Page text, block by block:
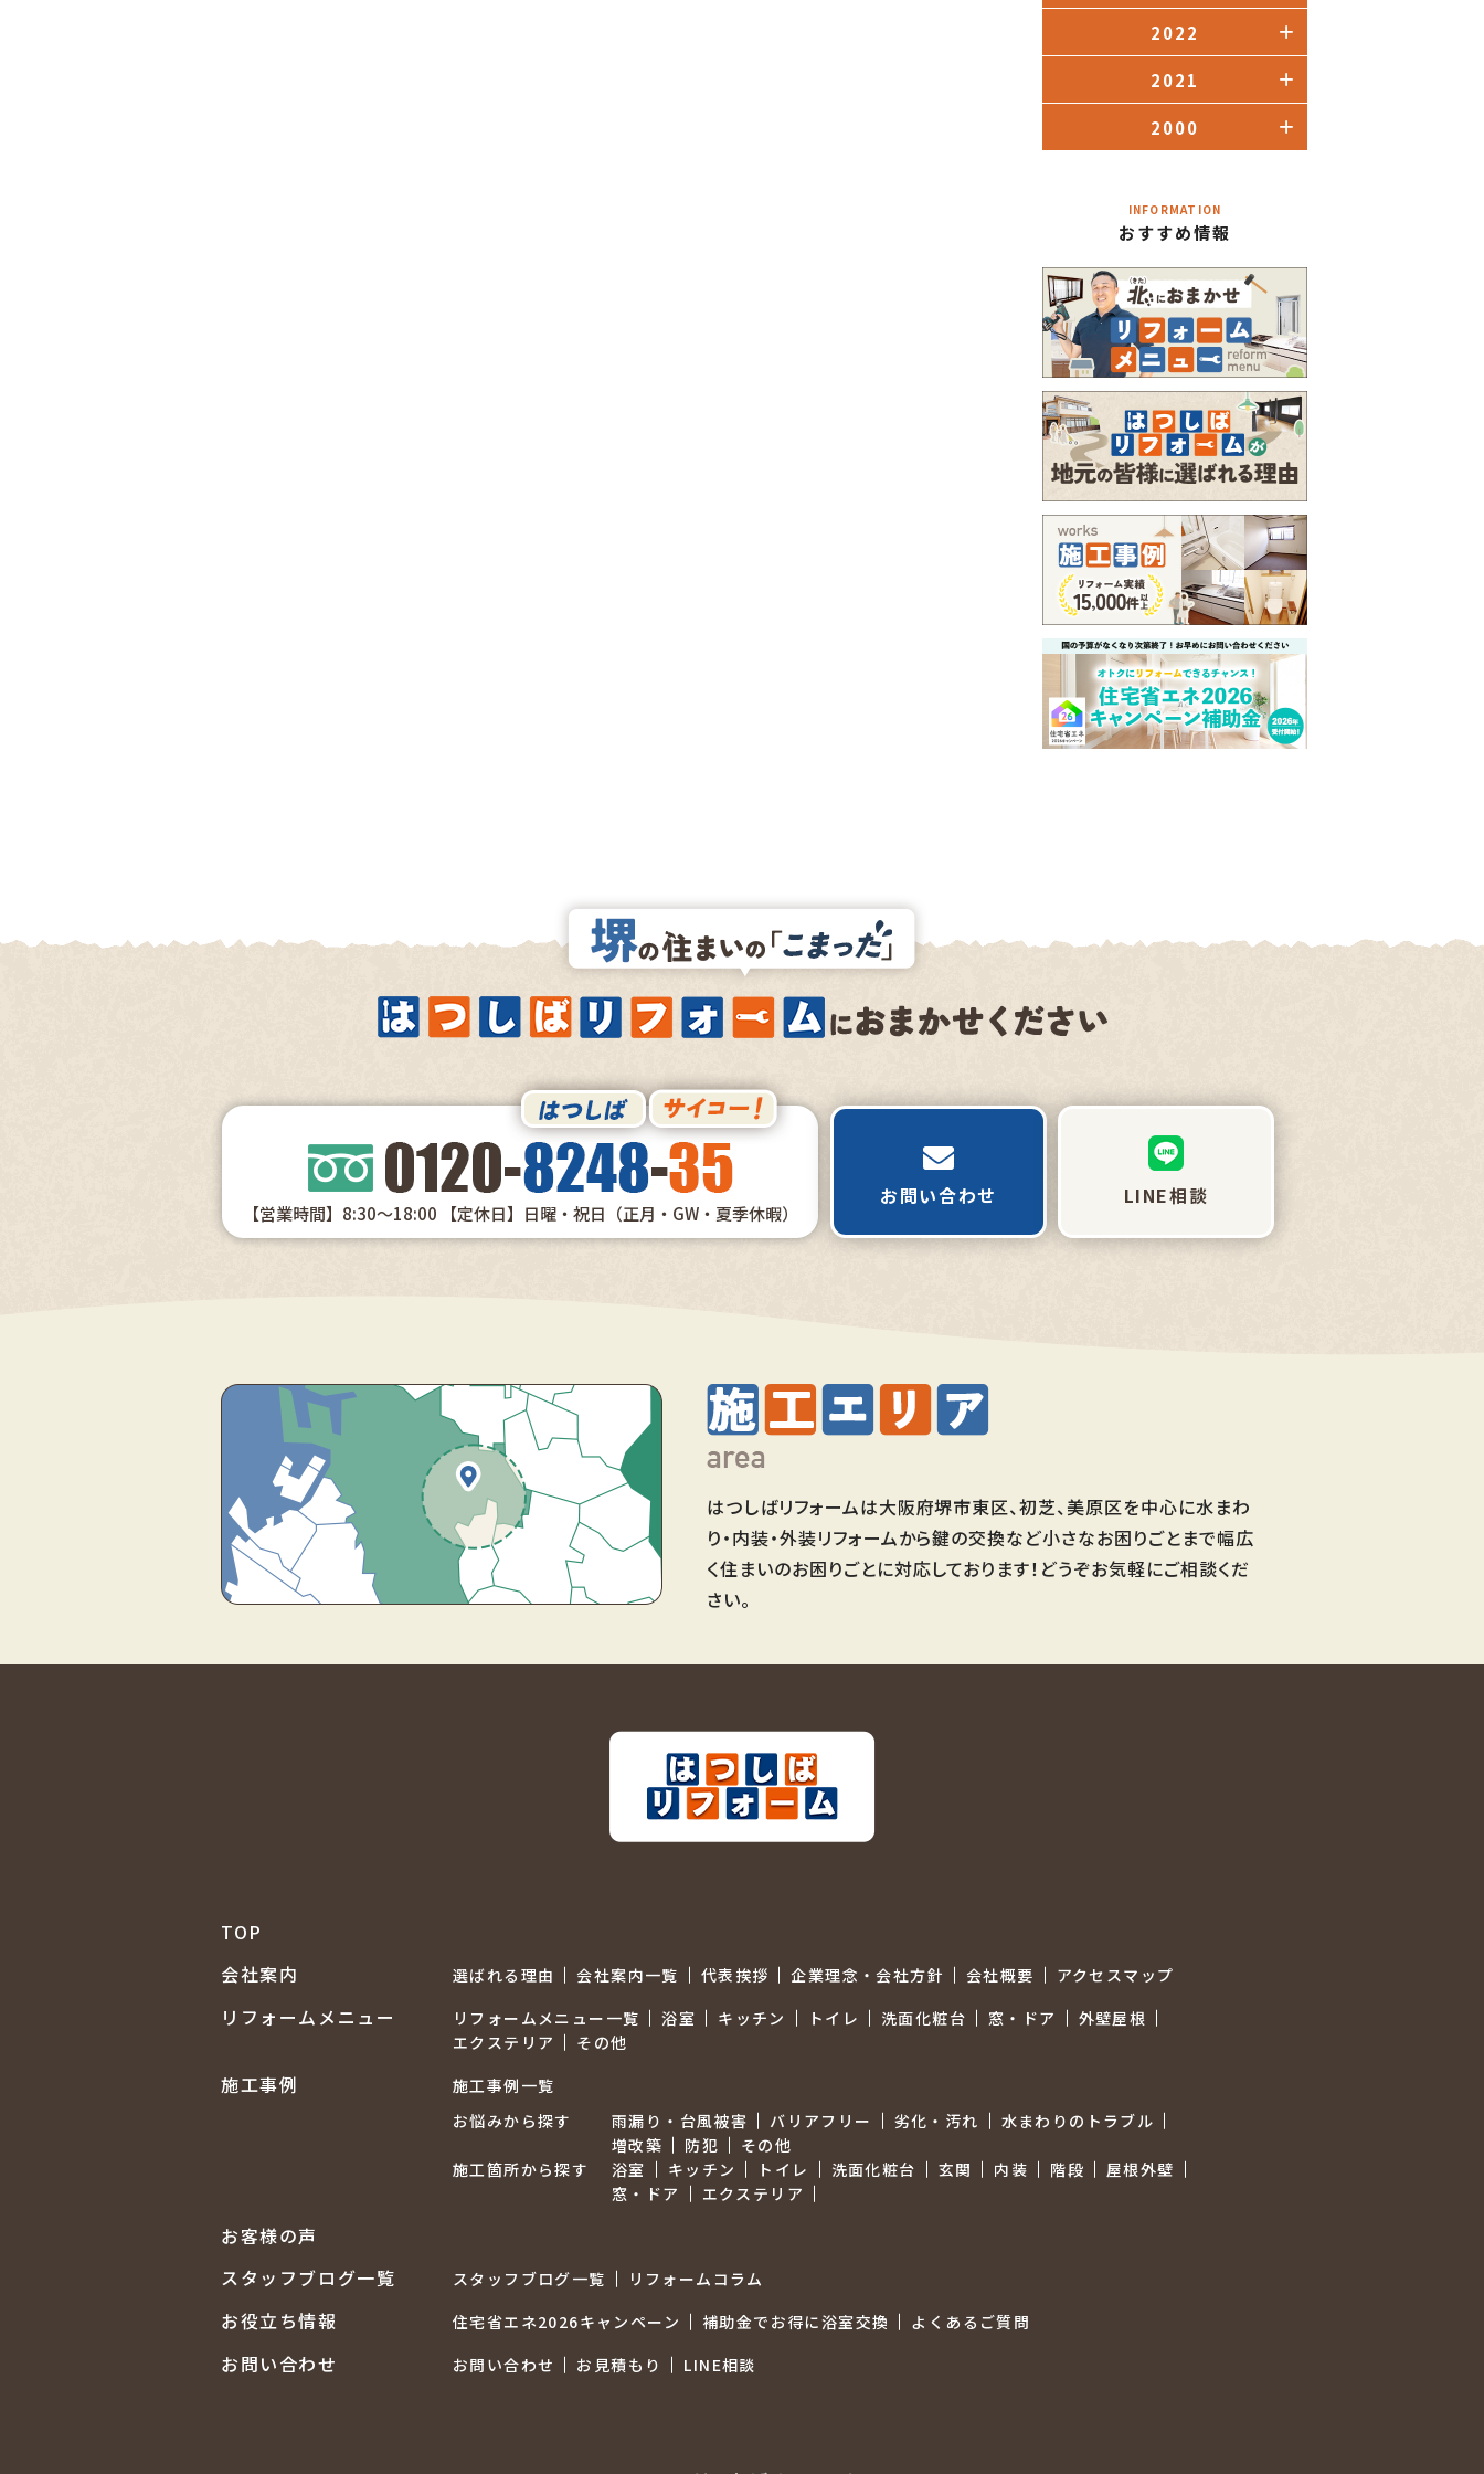
2022
2021
2000
INFORMATION
おすすめ情報
【営業時間】8:30～18:00 【定休日】日曜・祝日（正月・GW・夏季休暇）
お問い合わせ LINE相談
はつしばリフォームは大阪府堺市東区、初芝、美原区を中心に水まわ
り・内装・外装リフォームから鍵の交換など小さなお困りごとまで幅広
く住まいのお困りごとに対応しております！どうぞお気軽にご相談くだ
さい。
TOP
会社案内
選ばれる理由 会社案内一覧 代表挨拶 企業理念・会社方針 会社概要 アクセスマップ
リフォームメニュー リフォームメニュー一覧 浴室 キッチン トイレ 洗面化粧台 窓・ドア
外壁屋根
エクステリア
その他
施工事例
施工事例一覧
お悩みから探す
雨漏り・台風被害 バリアフリー 劣化・汚れ
水まわりのトラブル
増改築
防犯
その他
施工箇所から探す
浴室 キッチン トイレ 洗面化粧台 玄関 内装 階段
屋根外壁
窓・ドア
エクステリア
お客様の声
スタッフブログ一覧
スタッフブログ一覧 リフォームコラム
お役立ち情報 住宅省エネ2026キャンペーン 補助金でお得に浴室交換 よくあるご質問
お問い合わせ お問い合わせ お見積もり LINE相談